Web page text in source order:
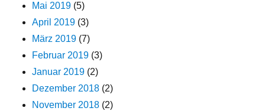
Mai 2019 (5)
April 2019 (3)
März 2019 (7)
Februar 2019 (3)
Januar 2019 (2)
Dezember 2018 (2)
November 2018 (2)